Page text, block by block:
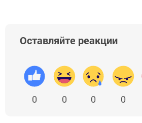
Оставляйте реакции
0 0 0 0